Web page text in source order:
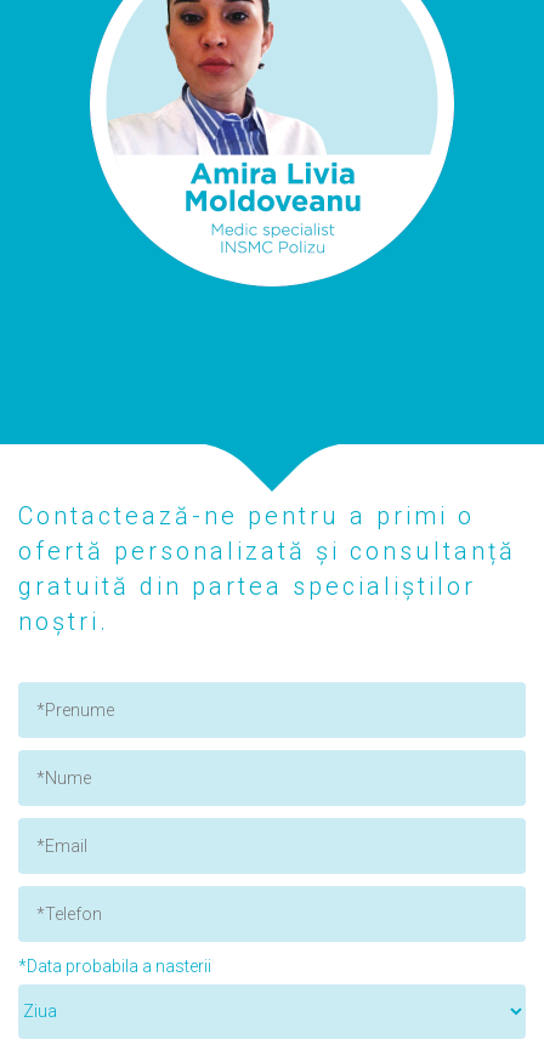
Contactează-ne pentru a primi o
ofertă personalizată și consultanță
gratuită din partea specialiștilor
noștri.
*Data probabila a nasterii